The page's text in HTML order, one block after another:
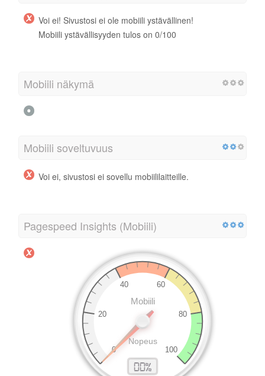
Voi ei! Sivustosi ei ole mobiili ystävällinen!
Mobiili ystävällisyyden tulos on 0/100
Mobiili näkymä
Mobiili soveltuvuus
Voi ei, sivustosi ei sovellu mobiililaitteille.
Pagespeed Insights (Mobiili)